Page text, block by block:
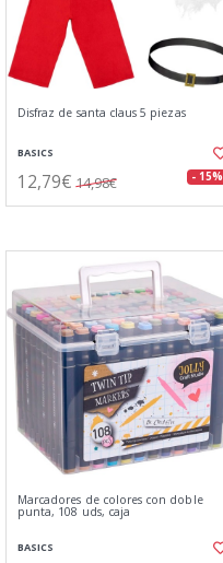
Disfraz de santa claus 5 piezas
BASICS
12,79€ 14,98€ - 15%
Marcadores de colores con doble
punta, 108 uds, caja
BASICS